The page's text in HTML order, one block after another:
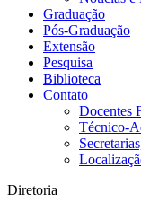
Graduação
Pós-Graduação
Extensão
Pesquisa
Biblioteca
Contato
Docentes
Técnico-
Diretoria